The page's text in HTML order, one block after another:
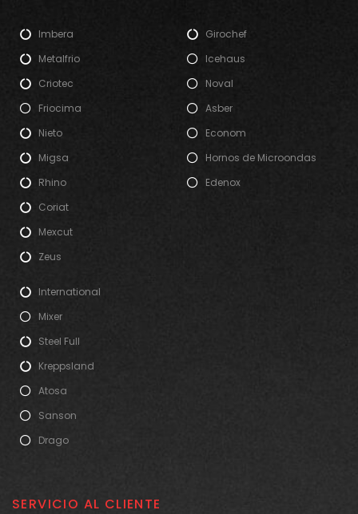
Imbera
Metalfrio
Criotec
Friocima
Nieto
Migsa
Rhino
Coriat
Mexcut
Zeus
Girochef
Icehaus
Noval
Asber
Econom
Hornos de Microondas
Edenox
International
Mixer
Steel Full
Kreppsland
Atosa
Sanson
Drago
SERVICIO AL CLIENTE